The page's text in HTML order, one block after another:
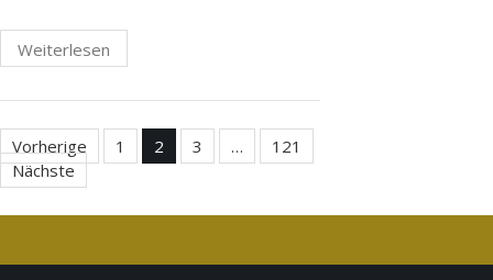
Weiterlesen
Seitennummerierung
der
Beiträge
Vorherige 1 2 3 …
121
Nächste